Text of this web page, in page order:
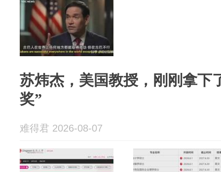
苏炜杰，美国教授，刚刚拿下
奖”
难得君 2026-08-07